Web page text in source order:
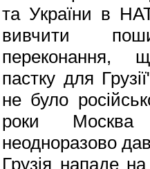
та України в
вивчити
переконання,
пастку для
не було
роки Москва
неодноразово
Грузія нападе